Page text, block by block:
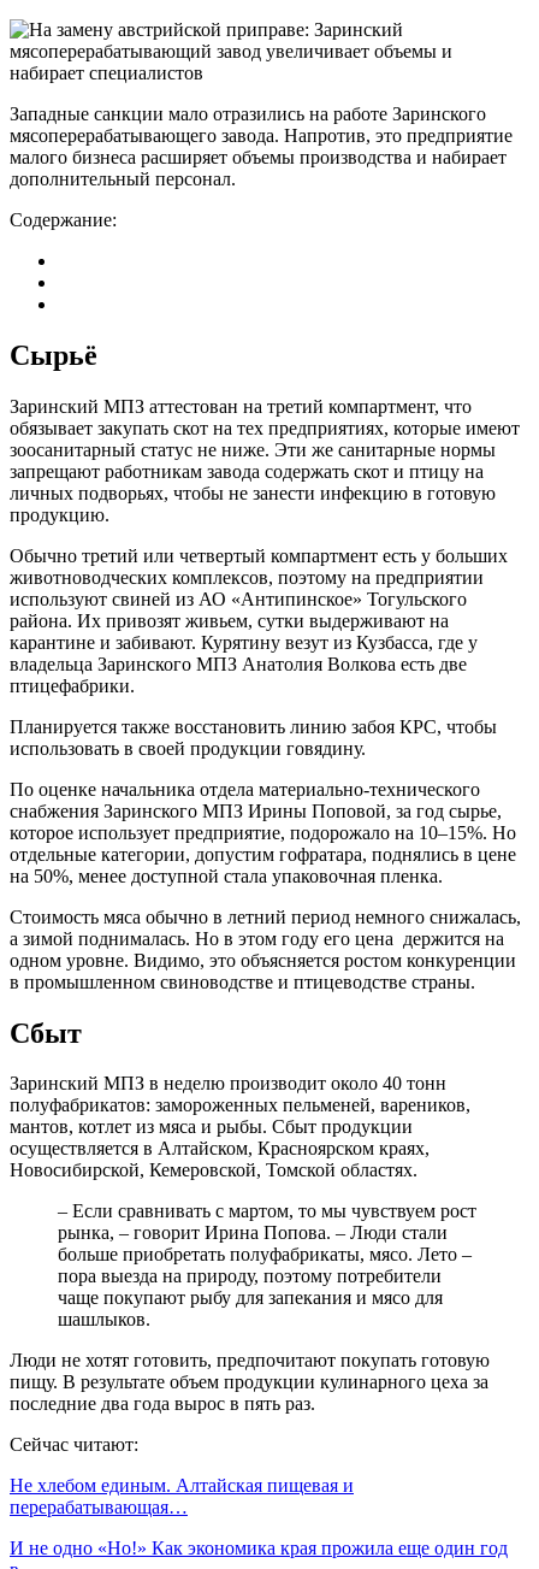
Западные санкции мало отразились на работе Заринского
мясоперерабатывающего завода. Напротив, это предприятие
малого бизнеса расширяет объемы производства и набирает
дополнительный персонал.
Содержание:
Сырьё
Заринский МПЗ аттестован на третий компартмент, что
обязывает закупать скот на тех предприятиях, которые имеют
зоосанитарный статус не ниже. Эти же санитарные нормы
запрещают работникам завода содержать скот и птицу на
личных подворьях, чтобы не занести инфекцию в готовую
продукцию.
Обычно третий или четвертый компартмент есть у больших
животноводческих комплексов, поэтому на предприятии
используют свиней из АО «Антипинское» Тогульского
района. Их привозят живьем, сутки выдерживают на
карантине и забивают. Курятину везут из Кузбасса, где у
владельца Заринского МПЗ Анатолия Волкова есть две
птицефабрики.
Планируется также восстановить линию забоя КРС, чтобы
использовать в своей продукции говядину.
По оценке начальника отдела материально-технического
снабжения Заринского МПЗ Ирины Поповой, за год сырье,
которое использует предприятие, подорожало на 10–15%. Но
отдельные категории, допустим гофратара, поднялись в цене
на 50%, менее доступной стала упаковочная пленка.
Стоимость мяса обычно в летний период немного снижалась,
а зимой поднималась. Но в этом году его цена держится на
одном уровне. Видимо, это объясняется ростом конкуренции
в промышленном свиноводстве и птицеводстве страны.
Сбыт
Заринский МПЗ в неделю производит около 40 тонн
полуфабрикатов: замороженных пельменей, вареников,
мантов, котлет из мяса и рыбы. Сбыт продукции
осуществляется в Алтайском, Красноярском краях,
Новосибирской, Кемеровской, Томской областях.
– Если сравнивать с мартом, то мы чувствуем рост
рынка, – говорит Ирина Попова. – Люди стали
больше приобретать полуфабрикаты, мясо. Лето –
пора выезда на природу, поэтому потребители
чаще покупают рыбу для запекания и мясо для
шашлыков.
Люди не хотят готовить, предпочитают покупать готовую
пищу. В результате объем продукции кулинарного цеха за
последние два года вырос в пять раз.
Сейчас читают:
Не хлебом единым. Алтайская пищевая и
перерабатывающая…
И не одно «Но!» Как экономика края прожила еще один год